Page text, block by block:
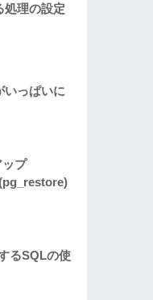
処理の設定
いっぱいに
プ
るSQLの使